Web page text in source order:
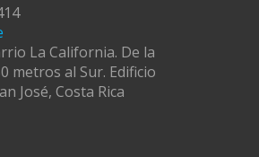
La California. De la
metros al Sur. Edificio
José, Costa Rica